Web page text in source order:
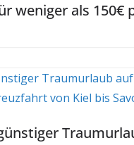
weniger als 150€